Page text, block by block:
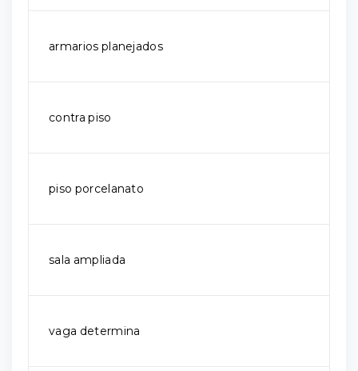
armarios planejados
contra piso
piso porcelanato
sala ampliada
vaga determina